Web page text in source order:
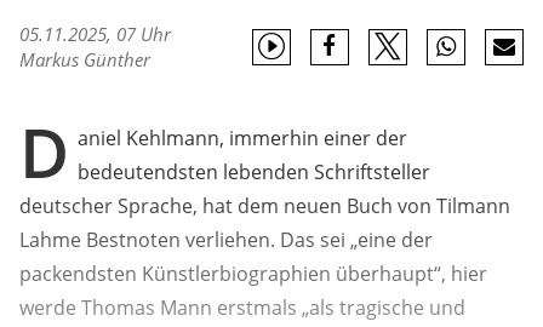
05.11.2025, 07 Uhr
Markus Günther
D aniel Kehlmann, immerhin einer der
bedeutendsten lebenden Schriftsteller
deutscher Sprache, hat dem neuen Buch von Tilmann
Lahme Bestnoten verliehen. Das sei „eine der
packendsten Künstlerbiographien überhaupt“, hier
werde Thomas Mann erstmals „als tragische und